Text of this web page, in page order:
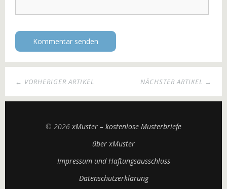
NÄCHSTER ARTIKEL →
← VORHERIGER ARTIKEL
© 2026xMuster – kostenlose Musterbriefe
über xMuster
Impressum und Haftungsausschluss
Datenschutzerklärung